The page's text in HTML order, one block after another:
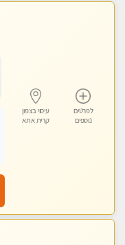
לפרטים
נוספים
עיסוי בצפון
קרית אתא